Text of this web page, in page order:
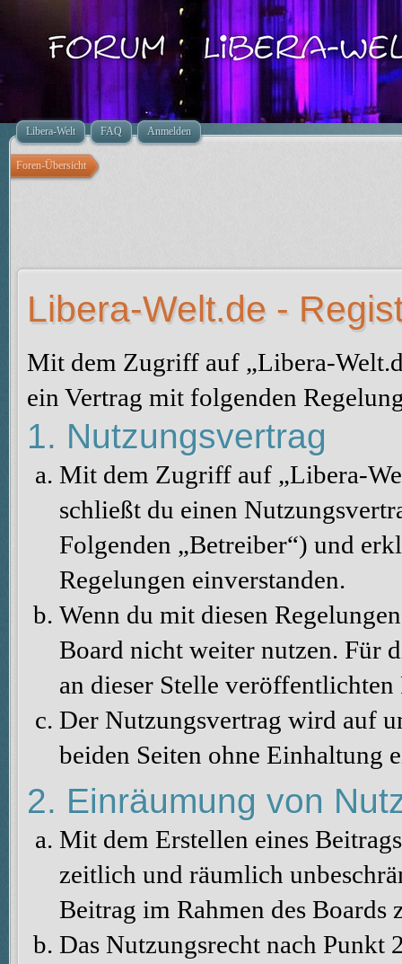
Libera-Welt FAQ Anmelden
Foren-Übersicht
Libera-Welt.de -
Mit dem Zugriff auf „Libera-
ein Vertrag mit folgenden
1. Nutzungsvertrag
Mit dem Zugriff auf „Libera-
schließt du einen
Folgenden „Betreiber“) und
Regelungen einverstanden.
Wenn du mit diesen
Board nicht weiter nutzen. Für
an dieser Stelle veröffentlichten
Der Nutzungsvertrag wird auf
beiden Seiten ohne Einhaltung
2. Einräumung von
Mit dem Erstellen eines
zeitlich und räumlich
Beitrag im Rahmen des Boards
Das Nutzungsrecht nach Punkt